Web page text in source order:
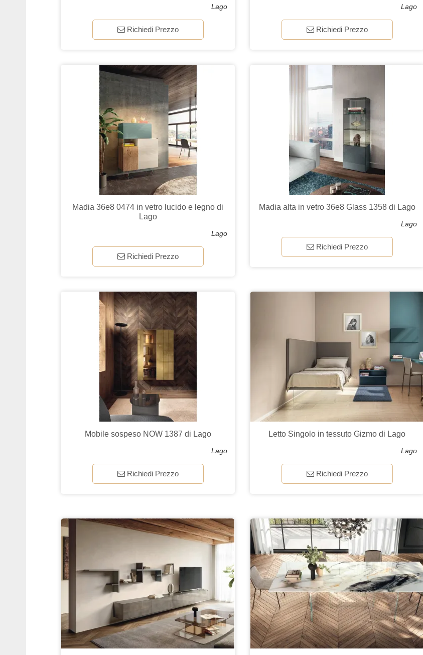
Lago
Richiedi Prezzo
Lago
Richiedi Prezzo
Madia 36e8 0474 in vetro lucido e legno di
Lago
Lago
Richiedi Prezzo
Madia alta in vetro 36e8 Glass 1358 di Lago
Lago
Richiedi Prezzo
Mobile sospeso NOW 1387 di Lago
Lago
Richiedi Prezzo
Letto Singolo in tessuto Gizmo di Lago
Lago
Richiedi Prezzo